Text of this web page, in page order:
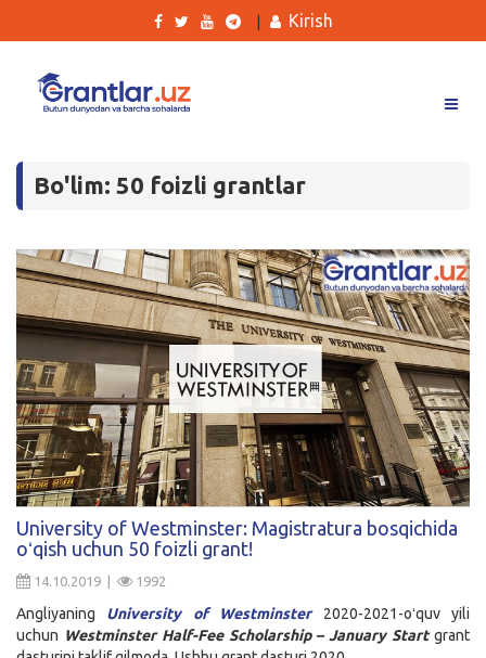
Tanlovlar
Kurslar
Blog
Yana
Qidirish
Kirish
Kirish
Bo'lim: 50 foizli grantlar
University of Westminster: Magistratura bosqichida
oʻqish uchun 50 foizli grant!
14.10.2019 | 1992
Angliyaning University of Westminster2020-2021-oʻquv yili
uchun Westminster Half-Fee Scholarship – January Startgrant